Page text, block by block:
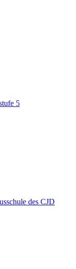
5
des CJD